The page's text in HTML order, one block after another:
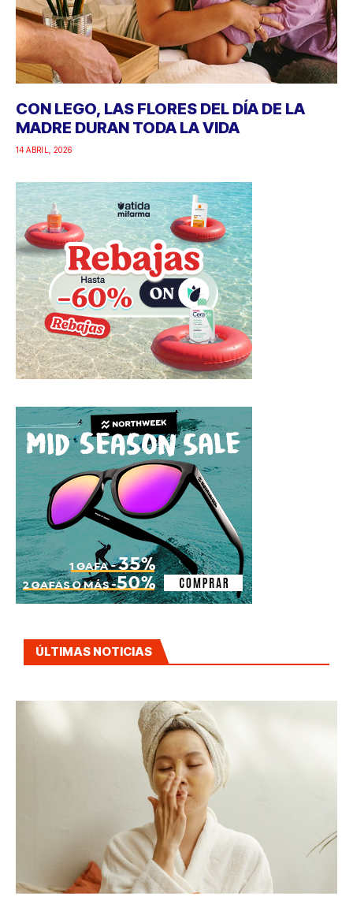
CON LEGO, LAS FLORES DEL DÍA DE LA
MADRE DURAN TODA LA VIDA
14 ABRIL, 2026
ÚLTIMAS NOTICIAS